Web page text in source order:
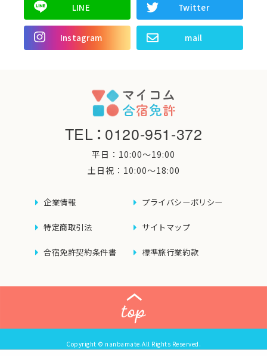
LINE Twitter
Instagram mail
TEL：0120-951-372
平日：10:00〜19:00
土日祝：10:00〜18:00
企業情報 プライバシーポリシー
特定商取引法 サイトマップ
合宿免許契約条件書 標準旅行業約款
Copyright © nanbamate.All Rights Reserved.